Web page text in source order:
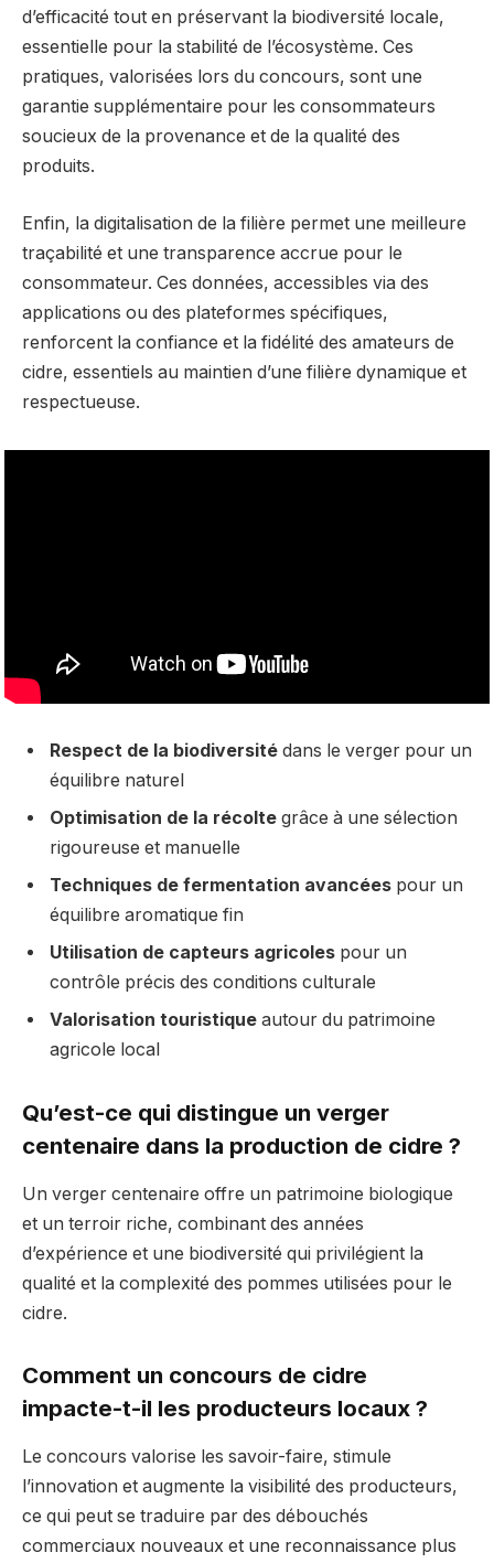
d’efficacité tout en préservant la biodiversité locale,
essentielle pour la stabilité de l’écosystème. Ces
pratiques, valorisées lors du concours, sont une
garantie supplémentaire pour les consommateurs
soucieux de la provenance et de la qualité des
produits.
Enfin, la digitalisation de la filière permet une meilleure
traçabilité et une transparence accrue pour le
consommateur. Ces données, accessibles via des
applications ou des plateformes spécifiques,
renforcent la confiance et la fidélité des amateurs de
cidre, essentiels au maintien d’une filière dynamique et
respectueuse.
Respect de la biodiversité dans le verger pour un
équilibre naturel
Optimisation de la récolte grâce à une sélection
rigoureuse et manuelle
Techniques de fermentation avancées pour un
équilibre aromatique fin
Utilisation de capteurs agricoles pour un
contrôle précis des conditions culturale
Valorisation touristique autour du patrimoine
agricole local
Qu’est-ce qui distingue un verger
centenaire dans la production de cidre ?
Un verger centenaire offre un patrimoine biologique
et un terroir riche, combinant des années
d’expérience et une biodiversité qui privilégient la
qualité et la complexité des pommes utilisées pour le
cidre.
Comment un concours de cidre
impacte-t-il les producteurs locaux ?
Le concours valorise les savoir-faire, stimule
l’innovation et augmente la visibilité des producteurs,
ce qui peut se traduire par des débouchés
commerciaux nouveaux et une reconnaissance plus